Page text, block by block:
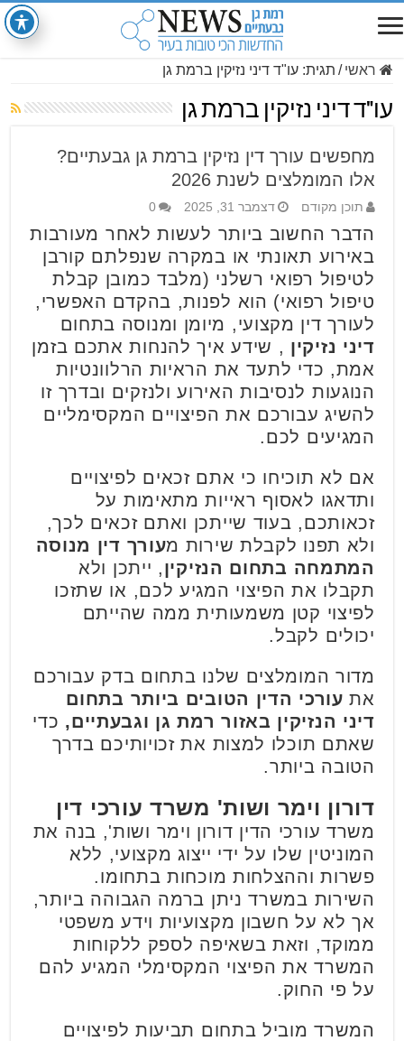
ראשי / תגית:עו"ד דיני נזיקין ברמת גן
עו"ד דיני נזיקין ברמת גן
מחפשים עורך דין נזיקין ברמת גן גבעתיים?
אלו המומלצים לשנת 2026
תוכן מקודם דצמבר 31, 2025 0
הדבר החשוב ביותר לעשות לאחר מעורבות
באירוע תאונתי או במקרה שנפלתם קורבן
לטיפול רפואי רשלני (מלבד כמובן קבלת
טיפול רפואי) הוא לפנות, בהקדם האפשרי,
לעורך דין מקצועי, מיומן ומנוסה בתחום
דיני נזיקין , שידע איך להנחות אתכם בזמן
אמת, כדי לתעד את הראיות הרלוונטיות
הנוגעות לנסיבות האירוע ולנזקים ובדרך זו
להשיג עבורכם את הפיצויים המקסימליים
המגיעים לכם.
אם לא תוכיחו כי אתם זכאים לפיצויים
ותדאגו לאסוף ראייות מתאימות על
זכאותכם, בעוד שייתכן ואתם זכאים לכך,
ולא תפנו לקבלת שירות מעורך דין מנוסה
המתמחה בתחום הנזיקין, ייתכן ולא
תקבלו את הפיצוי המגיע לכם, או שתזכו
לפיצוי קטן משמעותית ממה שהייתם
יכולים לקבל.
מדור המומלצים שלנו בתחום בדק עבורכם
את עורכי הדין הטובים ביותר בתחום
דיני הנזיקין באזור רמת גן וגבעתיים, כדי
שאתם תוכלו למצות את זכויותיכם בדרך
הטובה ביותר.
דורון וימר ושות' משרד עורכי דין
משרד עורכי הדין דורון וימר ושות', בנה את
המוניטין שלו על ידי ייצוג מקצועי, ללא
פשרות וההצלחות מוכחות בתחומו.
השירות במשרד ניתן ברמה הגבוהה ביותר,
אך לא על חשבון מקצועיות וידע משפטי
ממוקד, וזאת בשאיפה לספק ללקוחות
המשרד את הפיצוי המקסימלי המגיע להם
על פי החוק.
המשרד מוביל בתחום תביעות לפיצויים